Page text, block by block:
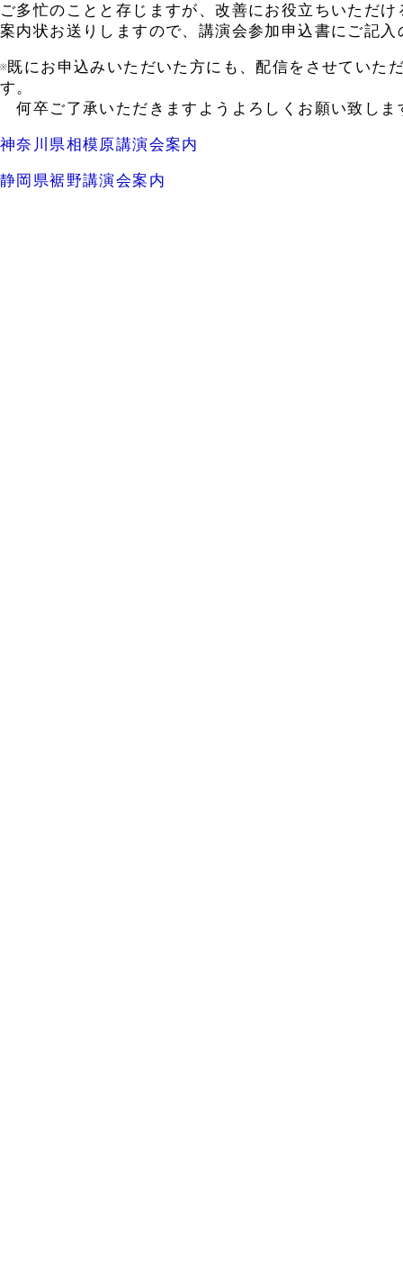
ご多忙のことと存じますが、改善にお役立ちいただ
案内状お送りしますので、講演会参加申込書にご記
※既にお申込みいただいた方にも、配信をさせていた
す。
何卒ご了承いただきますようよろしくお願い致しま
神奈川県相模原講演会案内
静岡県裾野講演会案内